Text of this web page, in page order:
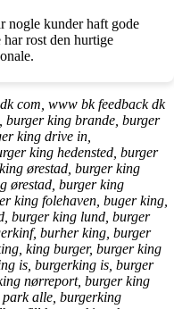
nogle kunder haft gode
rost den hurtige
com, www bk feedback dk
king brande, burger
king drive in,
king hedensted, burger
ørestad, burger king
ørestad, burger king
king folehaven, buger king,
burger king lund, burger
burher king, burger
king burger, burger king
is, burgerking is, burger
nørreport, burger king
alle, burgerking